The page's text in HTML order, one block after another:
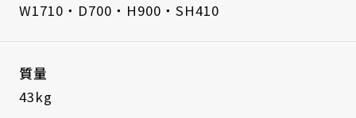
W1710・D700・H900・SH410
質量
43kg